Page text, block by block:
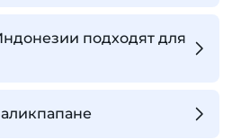
подходят для